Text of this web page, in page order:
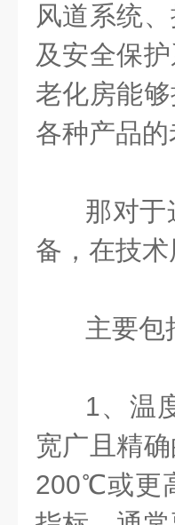
风道系统
及安全保
老化房能
各种产品的
那对于
备，在技
主要包
1、温
宽广且精
200℃或更